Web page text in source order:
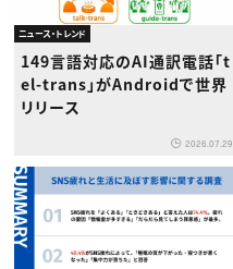
ニュース・トレンド
149言語対応のAI通訳電話「t
el-trans」がAndroidで世界
リリース
2026.07.29